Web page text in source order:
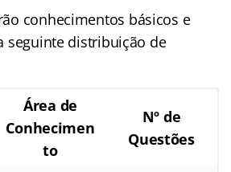
conhecimentos básicos e
seguinte distribuição de
Área de
Conhecimen
to
Nº de
Questões